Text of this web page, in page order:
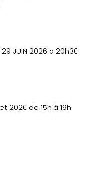
29 JUIN 2026 à 20h30
2026 de 15h à 19h